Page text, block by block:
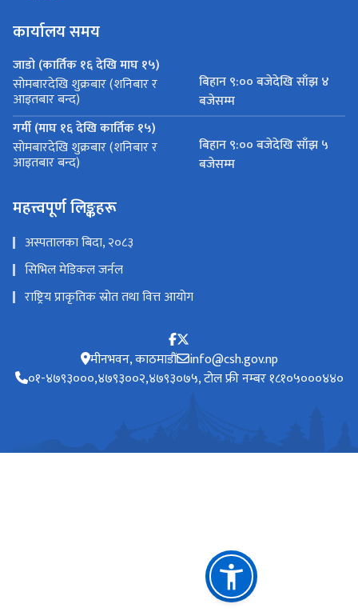
कार्यालय समय
जाडो (कार्तिक १६ देखि माघ १५)
सोमबारदेखि शुक्रबार (शनिबार र
आइतबार बन्द)
बिहान ९:०० बजेदेखि साँझ ४
बजेसम्म
गर्मी (माघ १६ देखि कार्तिक १५)
सोमबारदेखि शुक्रबार (शनिबार र
आइतबार बन्द)
बिहान ९:०० बजेदेखि साँझ ५
बजेसम्म
महत्त्वपूर्ण लिङ्कहरू
अस्पतालका बिदा, २०८३
सिभिल मेडिकल जर्नल
राष्ट्रिय प्राकृतिक स्रोत तथा वित्त आयोग
मीनभवन, काठमाडौं info@csh.gov.np
०१-४७९३०००,४७९३००२,४७९३०७५, टोल फ्री नम्बर १८१०५०००४४०